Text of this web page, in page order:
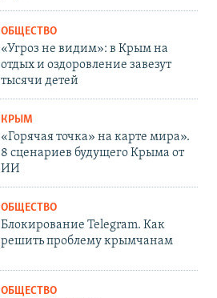
ОБЩЕСТВО
«Угроз не видим»: в Крым на
отдых и оздоровление завезут
тысячи детей
КРЫМ
«Горячая точка» на карте мира».
8 сценариев будущего Крыма от
ИИ
ОБЩЕСТВО
Блокирование Telegram. Как
решить проблему крымчанам
ОБЩЕСТВО